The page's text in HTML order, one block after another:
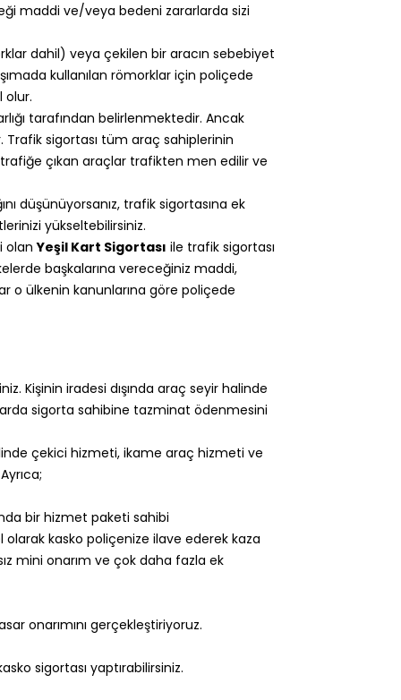
maddi ve/veya bedeni zararlarda sizi
dahil) veya çekilen bir aracın sebebiyet
kullanılan römorklar için poliçede
olur.
tarafından belirlenmektedir. Ancak
sigortası tüm araç sahiplerinin
çıkan araçlar trafikten men edilir ve
düşünüyorsanız, trafik sigortasına ek
yükseltebilirsiniz.
olanYeşil Kart Sigortası ile trafik sigortası
başkalarına vereceğiniz maddi,
o ülkenin kanunlarına göre poliçede
Kişinin iradesi dışında araç seyir halinde
sigorta sahibine tazminat ödenmesini
çekici hizmeti, ikame araç hizmeti ve
bir hizmet paketi sahibi
olarak kasko poliçenize ilave ederek kaza
mini onarım ve çok daha fazla ek
onarımını gerçekleştiriyoruz.
sigortası yaptırabilirsiniz.